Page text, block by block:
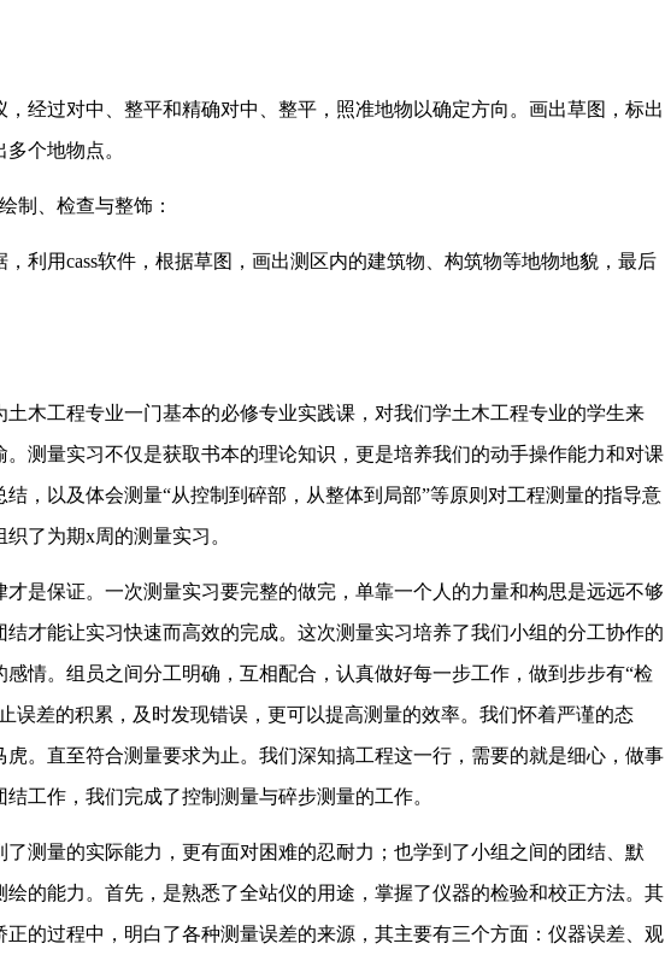
过对中、整平和精确对中、整平，照准地物以确定方向。画出草图，标出
个地物点。
、检查与整饰：
用cass软件，根据草图，画出测区内的建筑物、构筑物等地物地貌，最后
工程专业一门基本的必修专业实践课，对我们学土木工程专业的学生来
。测量实习不仅是获取书本的理论知识，更是培养我们的动手操作能力和对课
，以及体会测量“从控制到碎部，从整体到局部”等原则对工程测量的指导意
了为期x周的测量实习。
保证。一次测量实习要完整的做完，单靠一个人的力量和构思是远远不够
结才能让实习快速而高效的完成。这次测量实习培养了我们小组的分工协作的
情。组员之间分工明确，互相配合，认真做好每一步工作，做到步步有“检
误差的积累，及时发现错误，更可以提高测量的效率。我们怀着严谨的态
虎。直至符合测量要求为止。我们深知搞工程这一行，需要的就是细心，做事
工作，我们完成了控制测量与碎步测量的工作。
量的实际能力，更有面对困难的忍耐力；也学到了小组之间的团结、默
绘的能力。首先，是熟悉了全站仪的用途，掌握了仪器的检验和校正方法。其
正的过程中，明白了各种测量误差的来源，其主要有三个方面：仪器误差、观